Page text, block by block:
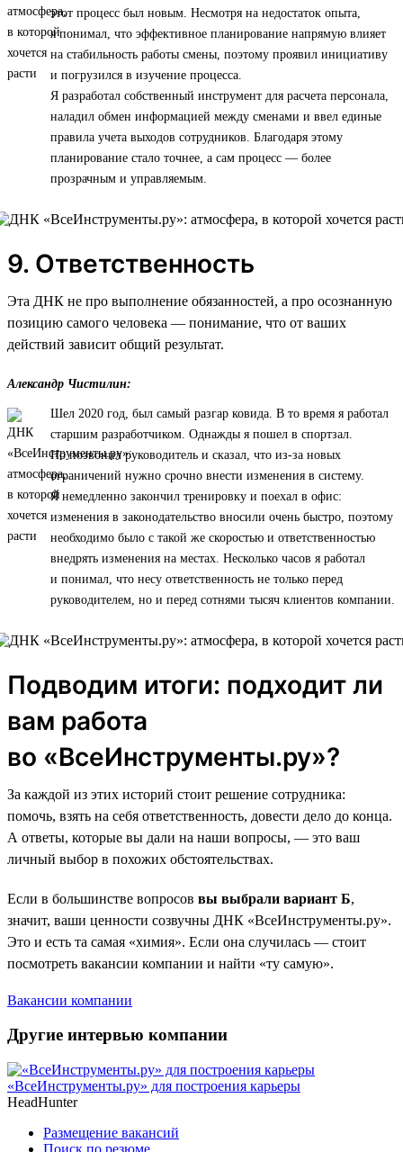
этот процесс был новым. Несмотря на недостаток опыта,
я понимал, что эффективное планирование напрямую влияет
на стабильность работы смены, поэтому проявил инициативу
и погрузился в изучение процесса.
Я разработал собственный инструмент для расчета персонала,
наладил обмен информацией между сменами и ввел единые
правила учета выходов сотрудников. Благодаря этому
планирование стало точнее, а сам процесс — более
прозрачным и управляемым.
9. Ответственность
Эта ДНК не про выполнение обязанностей, а про осознанную
позицию самого человека — понимание, что от ваших
действий зависит общий результат.
Александр Чистилин:
Шел 2020 год, был самый разгар ковида. В то время я работал
старшим разработчиком. Однажды я пошел в спортзал.
Но позвонил руководитель и сказал, что из-за новых
ограничений нужно срочно внести изменения в систему.
Я немедленно закончил тренировку и поехал в офис:
изменения в законодательство вносили очень быстро, поэтому
необходимо было с такой же скоростью и ответственностью
внедрять изменения на местах. Несколько часов я работал
и понимал, что несу ответственность не только перед
руководителем, но и перед сотнями тысяч клиентов компании.
Подводим итоги: подходит ли
вам работа
во «ВсеИнструменты.ру»?
За каждой из этих историй стоит решение сотрудника:
помочь, взять на себя ответственность, довести дело до конца.
А ответы, которые вы дали на наши вопросы, — это ваш
личный выбор в похожих обстоятельствах.
Если в большинстве вопросов вы выбрали вариант Б,
значит, ваши ценности созвучны ДНК «ВсеИнструменты.ру».
Это и есть та самая «химия». Если она случилась — стоит
посмотреть вакансии компании и найти «ту самую».
Вакансии компании
Другие интервью компании
«ВсеИнструменты.ру» для построения карьеры
HeadHunter
Размещение вакансий
Поиск по резюме